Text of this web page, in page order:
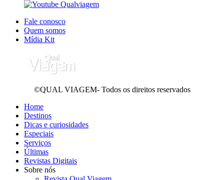
Fale conosco
Quem somos
Mídia Kit
©QUAL VIAGEM- Todos os direitos reservados
Home
Destinos
Dicas e curiosidades
Especiais
Serviços
Últimas
Revistas Digitais
Sobre nós